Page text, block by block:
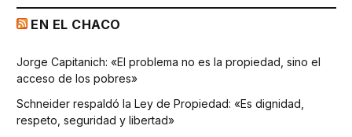
EN EL CHACO
Jorge Capitanich: «El problema no es la propiedad, sino el
acceso de los pobres»
Schneider respaldó la Ley de Propiedad: «Es dignidad,
respeto, seguridad y libertad»